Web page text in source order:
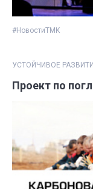
#НовостиТМК
УСТОЙЧИВОЕ
Проект по